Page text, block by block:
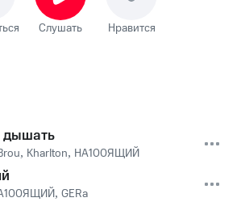
Слушать Нравится
дышать
, KharIton, НА100ЯЩИЙ
, GERa